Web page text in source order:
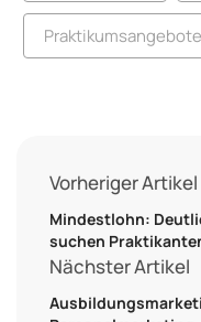
Praktikumsangebote
Vorheriger Artikel
Mindestlohn:
suchen
Nächster Artikel